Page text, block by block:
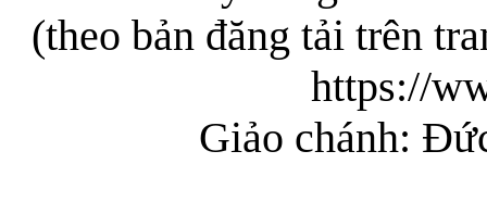
(theo bản đăng tải trên
https://
Giảo chánh: